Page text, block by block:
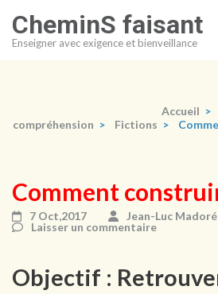
au
contenu
CheminS faisant
Enseigner avec exigence et bienveillance
Accueil >
compréhension > Fictions >
Comment
7 Oct,2017
Jean-Luc Madoré
Laisser un commentaire
Objectif :